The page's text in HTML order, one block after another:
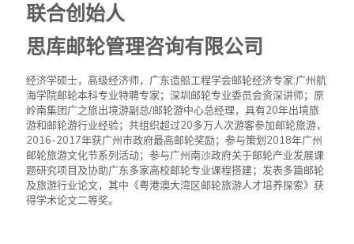
联合创始人
思库邮轮管理咨询有限公司
经济学硕士，高级经济师，广东造船工程学会邮轮经济专家;广州航
海学院邮轮本科专业特聘专家；深圳邮轮专业委员会资深讲师；原
岭南集团广之旅出境游副总/邮轮游中心总经理，具有20年出境旅
游和邮轮游行业经验；共组织超过20多万人次游客参加邮轮旅游，
2016-2017年获广州市政府最高邮轮奖励；参与策划2018年广州
邮轮旅游文化节系列活动；参与广州南沙政府关于邮轮产业发展课
题研究项目及协助广东多家高校邮轮专业课程搭建；发表多篇邮轮
及旅游行业论文，其中《粤港澳大湾区邮轮旅游人才培养探索》获
得学术论文二等奖。